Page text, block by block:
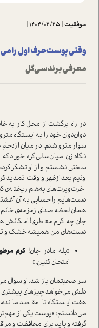
موفقیت|
1404/02/25
|
وقتی پوست حرف اول را
معرفی برند سی‌گل
در راه برگشت از محل کار به
دوان‌دوان خود را به ایستگاه
سوار مترو شدم. در میان
نگاه زن میان‌سالی گره خورد
سختی نشستم و از او تشکر
ونیم بعد‌از‌ظهر و وقت تمدید
خرت‌و‌پرت‌های به‌هم ریخته‌ی
دست‌هایم را حسابی به آن
همان لحظه صدای زمزمه‌ی خانم
جان چه کرم معطری! امکانش
دست‌های من همیشه خشک و
«بله مادر جان!کرم
امتحان کنین.»
سر صحبتمان باز شد. او سوال
دلش می‌خواهد چیزهای بیشتری
هفت ایستگاه تا مقصد
می‌دانستم: «پوست یکی از
گرفته و باید برای محافظت و